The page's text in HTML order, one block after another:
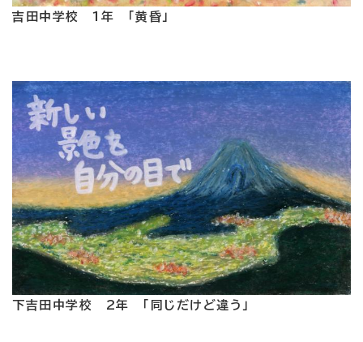
吉田中学校 1年 「黄昏」
下吉田中学校 2年 「同じだけど違う」